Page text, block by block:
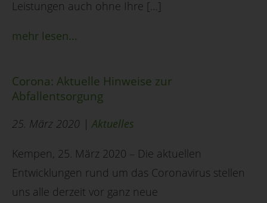
Leistungen auch ohne Ihre […]
mehr lesen...
Corona: Aktuelle Hinweise zur
Abfallentsorgung
25. März 2020 |Aktuelles
Kempen, 25. März 2020 – Die aktuellen
Entwicklungen rund um das Coronavirus stellen
uns alle derzeit vor ganz neue